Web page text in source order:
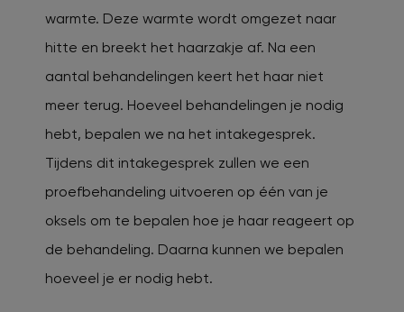
warmte. Deze warmte wordt omgezet naar
hitte en breekt het haarzakje af. Na een
aantal behandelingen keert het haar niet
meer terug. Hoeveel behandelingen je nodig
hebt, bepalen we na het intakegesprek.
Tijdens dit intakegesprek zullen we een
proefbehandeling uitvoeren op één van je
oksels om te bepalen hoe je haar reageert op
de behandeling. Daarna kunnen we bepalen
hoeveel je er nodig hebt.